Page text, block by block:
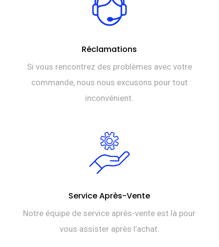
Réclamations
Si vous rencontrez des problèmes avec votre
commande, nous nous excusons pour tout
inconvénient.
Service Après-Vente
Notre équipe de service après-vente est là pour
vous assister après l’achat.